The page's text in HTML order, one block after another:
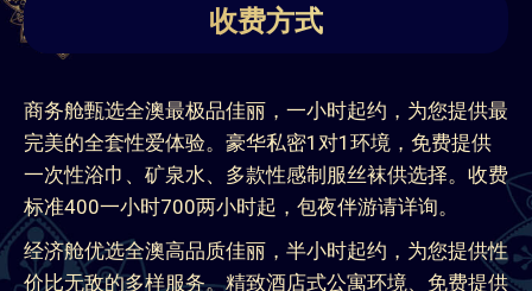
收费方式
商务舱甄选全澳最极品佳丽，一小时起约，为您提供最
完美的全套性爱体验。豪华私密1对1环境，免费提供
一次性浴巾、矿泉水、多款性感制服丝袜供选择。收费
标准400一小时700两小时起，包夜伴游请详询。
经济舱优选全澳高品质佳丽，半小时起约，为您提供性
价比无敌的多样服务。精致酒店式公寓环境、免费提供